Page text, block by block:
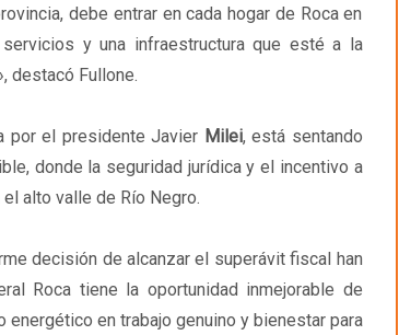
debe entrar en cada hogar de Roca en
y una infraestructura que esté a la
destacó Fullone.
por el presidente Javier Milei, está sentando
donde la seguridad jurídica y el incentivo a
alto valle de Río Negro.
decisión de alcanzar el superávit fiscal han
Roca tiene la oportunidad inmejorable de
en trabajo genuino y bienestar para